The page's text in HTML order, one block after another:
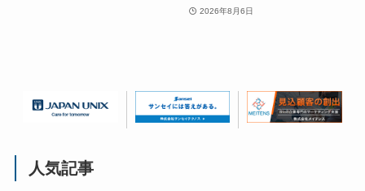
2026年8月6日
人気記事